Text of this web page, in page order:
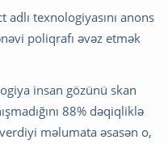
adlı texnologiyasını anons
poliqrafı əvəz etmək
insan gözünü skan
88% dəqiqliklə
məlumata əsasən o,